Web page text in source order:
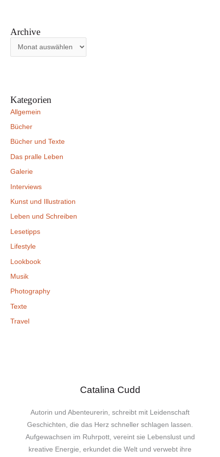
Archive
Kategorien
Allgemein
Bücher
Bücher und Texte
Das pralle Leben
Galerie
Interviews
Kunst und Illustration
Leben und Schreiben
Lesetipps
Lifestyle
Lookbook
Musik
Photography
Texte
Travel
Catalina Cudd
Autorin und Abenteurerin, schreibt mit Leidenschaft
Geschichten, die das Herz schneller schlagen lassen.
Aufgewachsen im Ruhrpott, vereint sie Lebenslust und
kreative Energie, erkundet die Welt und verwebt ihre